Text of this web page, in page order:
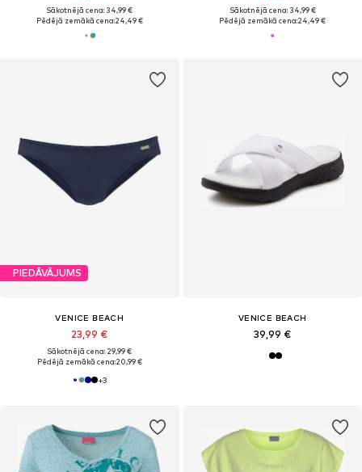
Sākotnējā cena: 34,99 €
Pēdējā zemākā cena:24,49 €
Sākotnējā cena: 34,99 €
Pēdējā zemākā cena:24,49 €
PIEDĀVĀJUMS
VENICE BEACH
23,99 €
Sākotnējā cena: 29,99 €
Pēdējā zemākā cena:20,99 €
+3
VENICE BEACH
39,99 €